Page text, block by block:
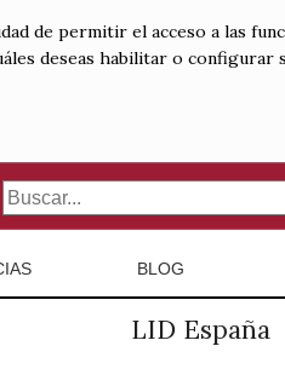
de permitir el acceso a las
deseas habilitar o
BLOG
LID España